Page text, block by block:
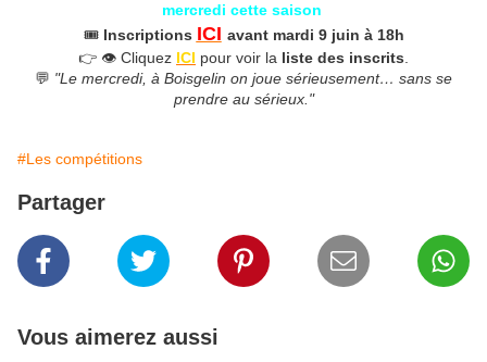
mercredi cette saison
🎟️ Inscriptions ICI avant mardi 9 juin à 18h
👉 👁️ Cliquez ICI pour voir la liste des inscrits
💬 "Le mercredi, à Boisgelin on joue sérieusement… sans se
prendre au sérieux."
#Les compétitions
Partager
Vous aimerez aussi